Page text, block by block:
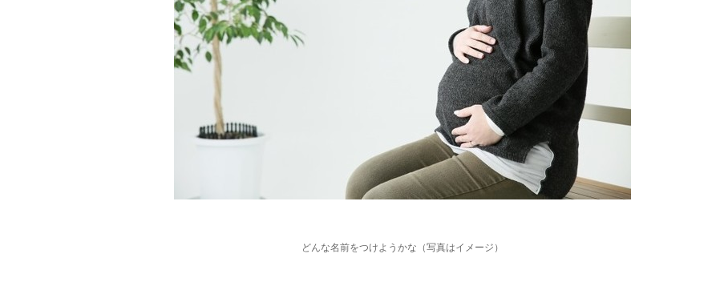
どんな名前をつけようかな（写真はイメージ）